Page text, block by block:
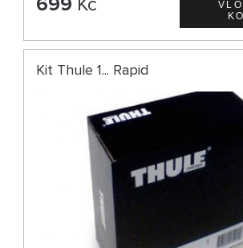
Kit Thule 1... Rapid